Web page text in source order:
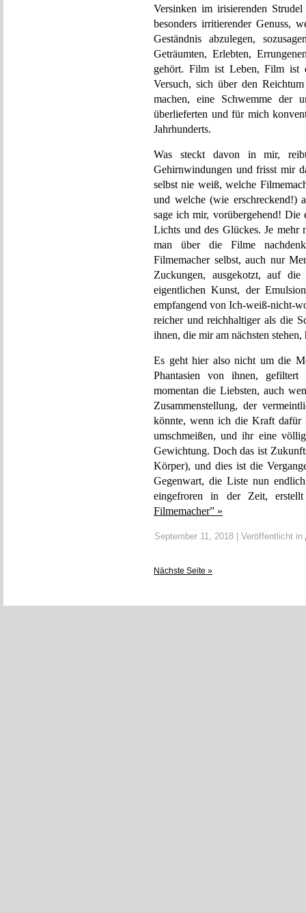
Versinken im irisierenden
besonders irritierender Genuss,
Geständnis abzulegen,
Geträumten, Erlebten,
gehört. Film ist Leben, Film ist
Versuch, sich über den
machen, eine Schwemme der
überlieferten und für mich
Jahrhunderts.
Was steckt davon in mir,
Gehirnwindungen und frisst mir
selbst nie weiß, welche
und welche (wie erschreckend!)
sage ich mir, vorübergehend! Die
Lichts und des Glückes. Je mehr
man über die Filme
Filmemacher selbst, auch nur
Zuckungen, ausgekotzt, auf
eigentlichen Kunst, der
empfangend von Ich-weiß-nicht-
reicher und reichhaltiger als die
ihnen, die mir am nächsten
Es geht hier also nicht um die
Phantasien von ihnen,
momentan die Liebsten, auch
Zusammenstellung, der
könnte, wenn ich die Kraft dafür
umschmeißen, und ihr eine
Gewichtung. Doch das ist
Körper), und dies ist die
Gegenwart, die Liste nun
eingefroren in der Zeit,
Filmemacher” »
September 11, 2018 | Veröffentlicht in
Nächste Seite »